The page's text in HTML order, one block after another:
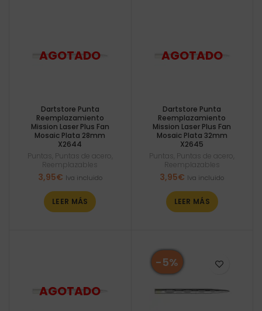
Dartstore Punta
Reemplazamiento
Mission Laser Plus Fan
Mosaic Plata 28mm
X2644
Puntas Puntas de acero
Reemplazables
3,95€ Iva incluido
LEER MÁS
Dartstore Punta
Reemplazamiento
Mission Laser Plus Fan
Mosaic Plata 32mm
X2645
Puntas Puntas de acero
Reemplazables
3,95€ Iva incluido
LEER MÁS
-5%